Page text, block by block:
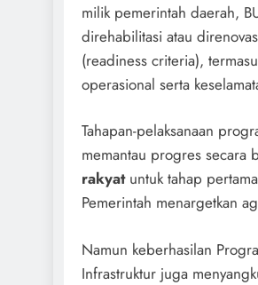
milik pemerintah daerah,
direhabilitasi atau
(readiness criteria),
operasional serta
Tahapan-pelaksanaan
memantau progres secara
rakyatuntuk tahap
Pemerintah menargetkan
Namun keberhasilan
Infrastruktur juga